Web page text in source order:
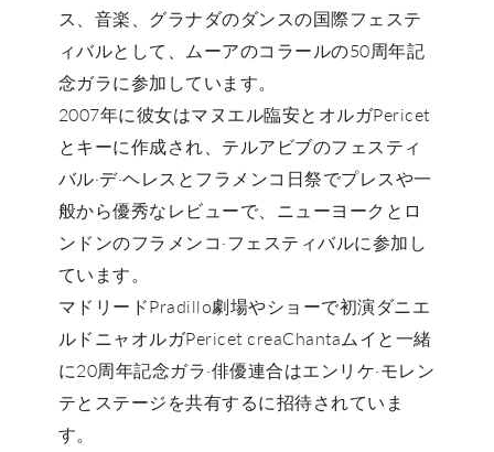
ス、音楽、グラナダのダンスの国際フェステ
ィバルとして、ムーアのコラールの50周年記
念ガラに参加しています。
2007年に彼女はマヌエル臨安とオルガPericet
とキーに作成され、テルアビブのフェスティ
バル·デ·ヘレスとフラメンコ日祭でプレスや一
般から優秀なレビューで、ニューヨークとロ
ンドンのフラメンコ·フェスティバルに参加し
ています。
マドリードPradillo劇場やショーで初演ダニエ
ルドニャオルガPericet creaChantaムイと一緒
に20周年記念ガラ·俳優連合はエンリケ·モレン
テとステージを共有するに招待されていま
す。